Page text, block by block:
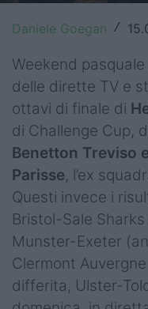
Challenge Cup
World Rugby
Rugby World Cup
Super Rugby
Rugby in TV
Mercato
Serie A Elite
Daniele Goegan /
Weekend
delle dirette TV e
ottavi di finale di
di Challenge Cup,
Benetton Treviso
Parisse, l’ex
Questi invece i
Bristol-Sale
Munster-Exeter
Clermont
differita, Ulster-